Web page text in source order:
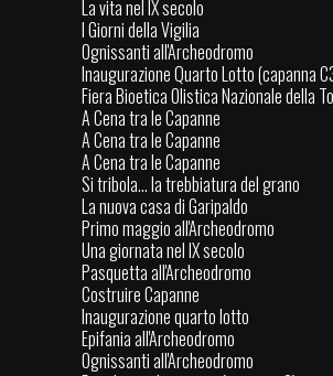
La vita nel IX secolo
I Giorni della Vigilia
Ognissanti all'Archeodromo
Inaugurazione Quarto Lotto (capanna
Fiera Bioetica Olistica Nazionale della
A Cena tra le Capanne
A Cena tra le Capanne
A Cena tra le Capanne
Si tribola... la trebbiatura del grano
La nuova casa di Garipaldo
Primo maggio all'Archeodromo
Una giornata nel IX secolo
Pasquetta all'Archeodromo
Costruire Capanne
Inaugurazione quarto lotto
Epifania all'Archeodromo
Ognissanti all'Archeodromo